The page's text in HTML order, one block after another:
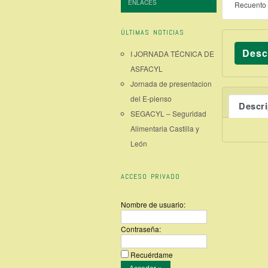
ENLACES
ÚLTIMAS NOTICIAS
I JORNADA TÉCNICA DE
ASFACYL
Jornada de presentacion
del E-pienso
SEGACYL – Seguridad
Alimentaria Castilla y
León
ACCESO PRIVADO
Nombre de usuario:
Contraseña:
Recuérdame